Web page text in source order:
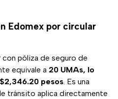
Edomex por circular
póliza de seguro de
equivale a 20 UMAs, lo
pesos. Es una
tránsito aplica directamente